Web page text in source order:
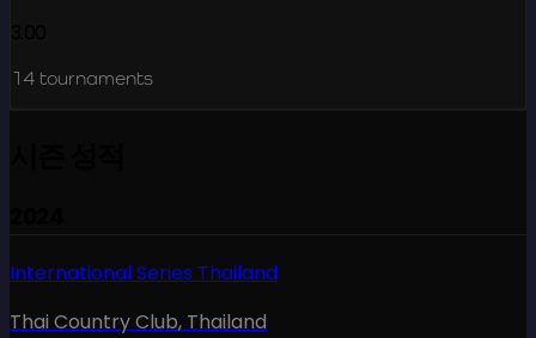
14 tournaments
International Series Thailand
Thai Country Club, Thailand